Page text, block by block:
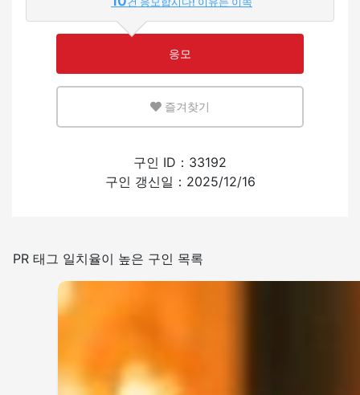
영어 또는 모국어를 살릴 수 있는 환경
일본어를 쓰는 빈도
적은
10건 응모합시다! 이유는 이쪽
응모
즐겨찾기
구인 ID：33192
구인 갱신일：2025/12/16
PR 태그 일치율이 높은 구인 목록